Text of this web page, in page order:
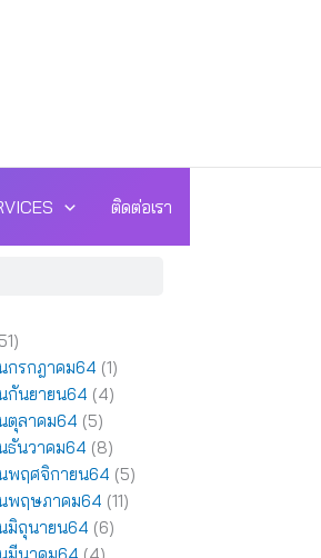
ติดต่อเรา
กรกฎาคม64 (1)
กันยายน64 (4)
ตุลาคม64 (5)
ธันวาคม64 (8)
พฤศจิกายน64 (5)
พฤษภาคม64 (11)
มิถุนายน64 (6)